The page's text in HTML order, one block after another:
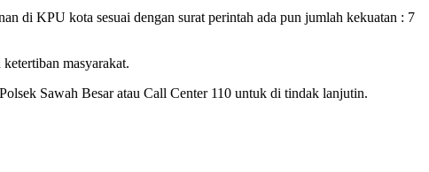
di KPU kota sesuai dengan surat perintah ada pun jumlah kekuatan : 7
masyarakat.
Sawah Besar atau Call Center 110 untuk di tindak lanjutin.